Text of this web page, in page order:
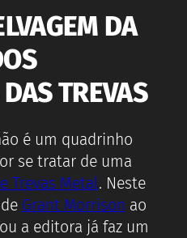
DA
TREVAS
é um quadrinho
se tratar de uma
Trevas Metal. Neste
Grant Morrison ao
a editora já faz um